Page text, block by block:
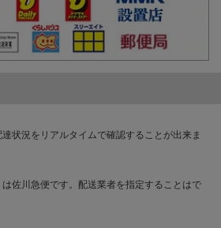
状況をリアルタイムで確認することが出来ま
佐川急便です。配送業者を指定することはで